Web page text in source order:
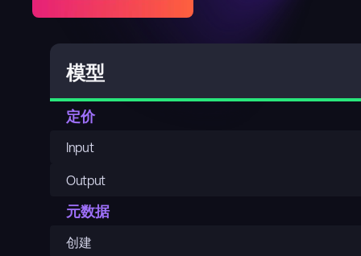
模型
定价
Input
Output
元数据
创建